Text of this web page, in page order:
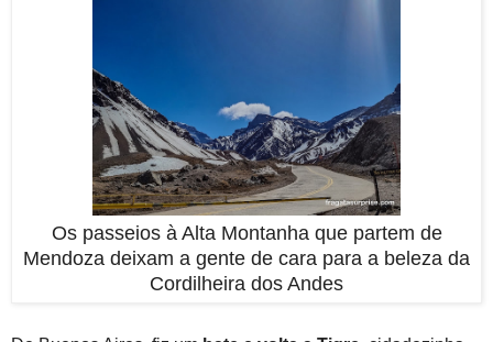
Os passeios à Alta Montanha que partem de
Mendoza deixam a gente de cara para a beleza da
Cordilheira dos Andes